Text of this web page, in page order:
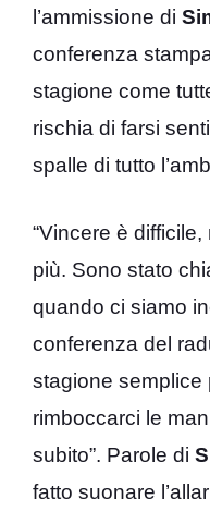
l’ammissione di
conferenza
stagione come
rischia di farsi
spalle di tutto
“Vincere è
più. Sono stato
quando ci siamo
conferenza del
stagione semplice
rimboccarci le
subito”. Parole di
fatto suonare